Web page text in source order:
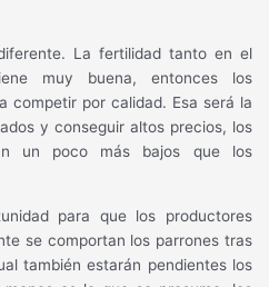
La fertilidad tanto en el
muy buena, entonces los
competir por calidad. Esa será la
y conseguir altos precios, los
un poco más bajos que los
para que los productores
se comportan los parrones tras
también estarán pendientes los